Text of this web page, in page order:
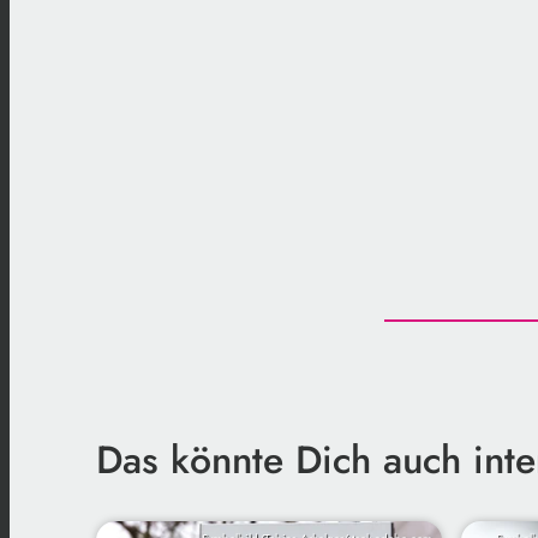
Das könnte Dich auch